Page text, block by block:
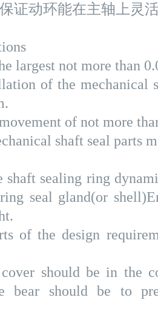
证动环能在主轴上灵
largest not more than
of the mechanical
of not more
shaft seal parts
sealing ring
seal gland(or
of the design
should be in the
bear should be to